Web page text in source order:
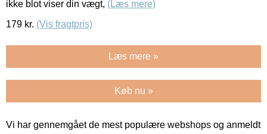
ikke blot viser din vægt, (Læs mere)
179 kr. (Vis fragtpris)
Læs mere »
Køb nu »
Vi har gennemgået de mest populære webshops og anmeldt